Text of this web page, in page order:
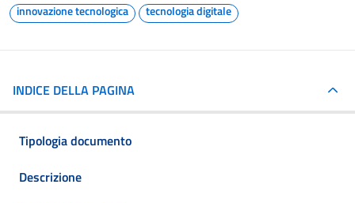
innovazione tecnologica tecnologia digitale
INDICE DELLA PAGINA
Tipologia documento
Descrizione